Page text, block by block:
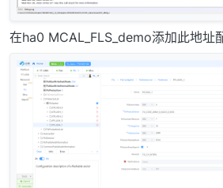
在ha0 MCAL_FLS_demo添加此地址